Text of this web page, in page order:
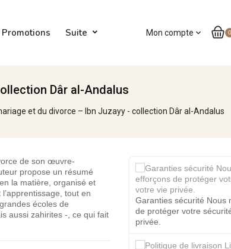
Promotions Suite 0
Mon compte expand_more
Dâr al-Andalus
et du divorce – Ibn Juzayy - collection Dâr al-Andalus
de son œuvre-
propose un résumé
la matière, organisé et
tout en
écoles de
aussi zahirites -, ce qui fait
Garanties sécurité Nous
de protéger votre
privée.